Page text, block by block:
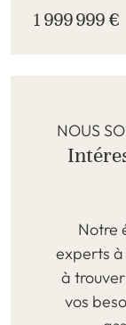
1 999 999 €
NOUS
Notre
experts
à
vos